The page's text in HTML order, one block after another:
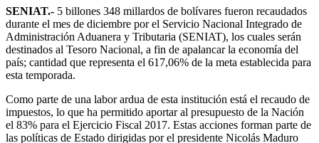
SENIAT.- 5 billones 348 millardos de bolívares fueron recaudados
durante el mes de diciembre por el Servicio Nacional Integrado de
Administración Aduanera y Tributaria (SENIAT), los cuales serán
destinados al Tesoro Nacional, a fin de apalancar la economía del
país; cantidad que representa el 617,06% de la meta establecida para
esta temporada.
Como parte de una labor ardua de esta institución está el recaudo de
impuestos, lo que ha permitido aportar al presupuesto de la Nación
el 83% para el Ejercicio Fiscal 2017. Estas acciones forman parte de
las políticas de Estado dirigidas por el presidente Nicolás Maduro